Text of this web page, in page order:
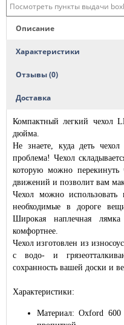
Посмотреть пункты выдачи
Описание
Характеристики
Отзывы (0)
Доставка
Компактный легкий чехол
дюйма.
Не знаете, куда деть
проблема! Чехол
которую можно перекинуть
движений и позволит вам
Чехол можно
необходимые в дороге
Широкая наплечная
комфортнее.
Чехол изготовлен из
с водо- и
сохранность вашей доски и
Характеристики:
Материал: Oxford 600